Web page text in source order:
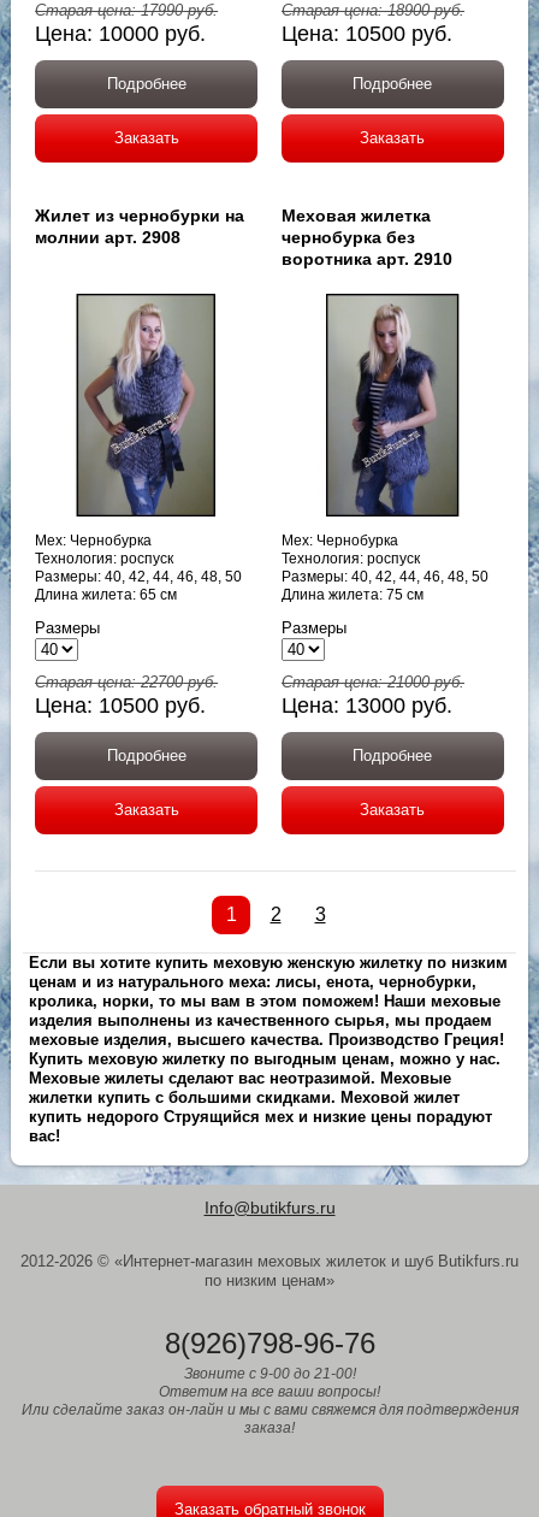
Старая цена:17990руб.
Цена: 10000 руб.
Подробнее
Заказать
Старая цена:18900руб.
Цена: 10500 руб.
Подробнее
Заказать
Жилет из чернобурки на
молнии арт. 2908
Мех: Чернобурка
Технология: роспуск
Размеры: 40, 42, 44, 46, 48, 50
Длина жилета: 65 см
Размеры
Старая цена:22700руб.
Цена: 10500 руб.
Подробнее
Заказать
Меховая жилетка
чернобурка без
воротника арт. 2910
Мех: Чернобурка
Технология: роспуск
Размеры: 40, 42, 44, 46, 48, 50
Длина жилета: 75 см
Размеры
Старая цена:21000руб.
Цена: 13000 руб.
Подробнее
Заказать
1 2 3
Если вы хотите купить меховую женскую жилетку по низким
ценам и из натурального меха: лисы, енота, чернобурки,
кролика, норки, то мы вам в этом поможем! Наши меховые
изделия выполнены из качественного сырья, мы продаем
меховые изделия, высшего качества. Производство Греция!
Купить меховую жилетку по выгодным ценам, можно у нас.
Меховые жилеты сделают вас неотразимой. Меховые
жилетки купить с большими скидками. Меховой жилет
купить недорого Струящийся мех и низкие цены порадуют
вас!
Info@butikfurs.ru
2012-2026 © «Интернет-магазин меховых жилеток и шуб Butikfurs.ru
по низким ценам»
8(926)798-96-76
Звоните с 9-00 до 21-00!
Ответим на все ваши вопросы!
Или сделайте заказ он-лайн и мы с вами свяжемся для подтверждения
заказа!
Заказать обратный звонок